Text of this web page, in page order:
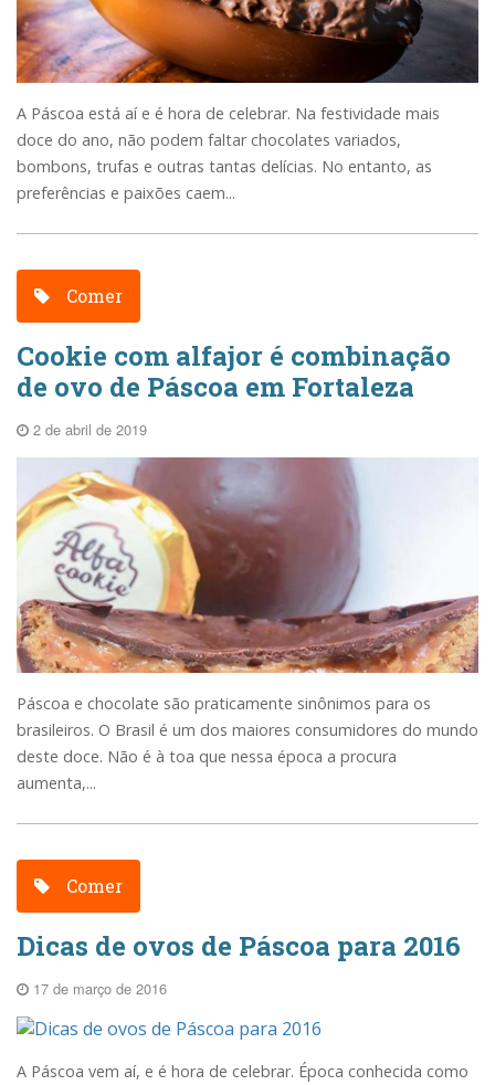
A Páscoa está aí e é hora de celebrar. Na festividade mais
doce do ano, não podem faltar chocolates variados,
bombons, trufas e outras tantas delícias. No entanto, as
preferências e paixões caem...
Comer
Cookie com alfajor é combinação
de ovo de Páscoa em Fortaleza
2 de abril de 2019
Páscoa e chocolate são praticamente sinônimos para os
brasileiros. O Brasil é um dos maiores consumidores do mundo
deste doce. Não é à toa que nessa época a procura
aumenta,...
Comer
Dicas de ovos de Páscoa para 2016
17 de março de 2016
A Páscoa vem aí, e é hora de celebrar. Época conhecida como